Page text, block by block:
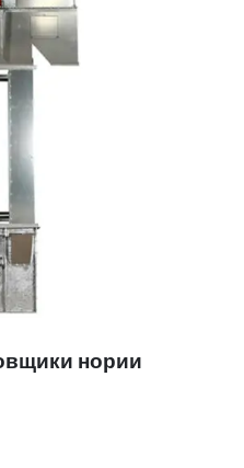
нории